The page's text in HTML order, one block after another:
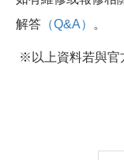
解答 （Q&A） 。
※以上資料若與官